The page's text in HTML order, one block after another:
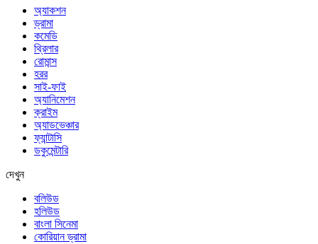
অ্যাকশন
ড্রামা
কমেডি
থ্রিলার
রোমান্স
হরর
সাই-ফাই
অ্যানিমেশন
ক্রাইম
অ্যাডভেঞ্চার
ফ্যান্টাসি
ডকুমেন্টারি
দেখুন
বলিউড
হলিউড
বাংলা সিনেমা
কোরিয়ান ড্রামা